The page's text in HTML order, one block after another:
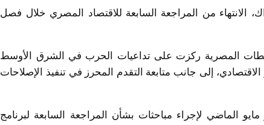
الانتهاء من المراجعة السابعة للاقتصاد المصري خلال فصل
المصرية ركزت على تداعيات الحرب في الشرق الأوسط
إلى جانب متابعة التقدم المحرز في تنفيذ الإصلاحات
الماضي لإجراء مباحثات بشأن المراجعة السابعة لبرنامج